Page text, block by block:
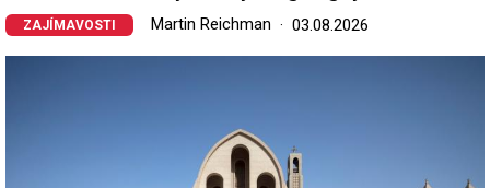
ZAJÍMAVOSTI Martin Reichman 03.08.2026